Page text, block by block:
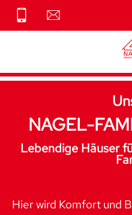
Navigation
überspringen
NAGEL-
Lebendige Häuser
Hier wird Komfort und